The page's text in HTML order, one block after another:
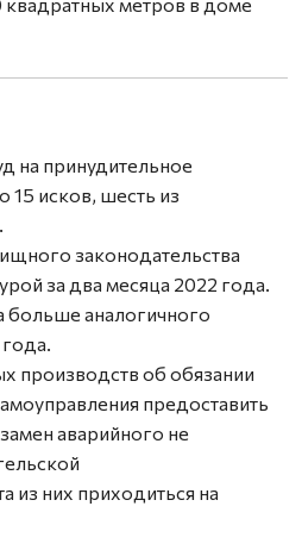
на принудительное
15 исков, шесть из
законодательства
за два месяца 2022 года.
больше аналогичного
производств об обязании
предоставить
аварийного не
из них приходиться на